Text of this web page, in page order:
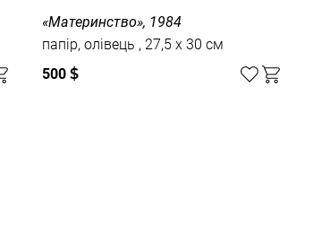
«Материнство», 1984
папір, олівець , 27,5 x 30 см
500$